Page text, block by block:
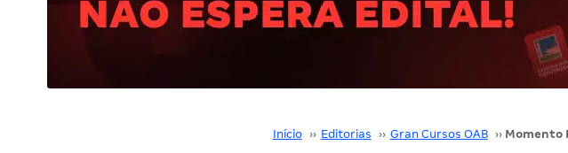
Início ›› Editorias ›› Gran Cursos OAB ››